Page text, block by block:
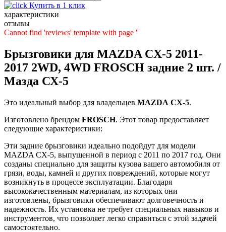
Купить в 1 клик
характеристики
отзывы
Cannot find 'reviews' template with page ''
Брызговики для MAZDA CX-5 2011-
2017 2WD, 4WD FROSCH задние 2 шт. /
Мазда СХ-5
Это идеальный выбор для владельцев MAZDA CX-5.
Изготовлено брендом FROSCH. Этот товар предоставляет
следующие характеристики:
Эти задние брызговики идеально подойдут для модели
MAZDA CX-5, выпущенной в период с 2011 по 2017 год. Они
созданы специально для защиты кузова вашего автомобиля от
грязи, воды, камней и других повреждений, которые могут
возникнуть в процессе эксплуатации. Благодаря
высококачественным материалам, из которых они
изготовлены, брызговики обеспечивают долговечность и
надежность. Их установка не требует специальных навыков и
инструментов, что позволяет легко справиться с этой задачей
самостоятельно.